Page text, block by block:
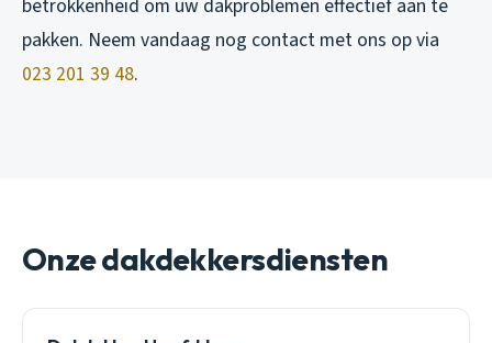
betrokkenheid om uw dakproblemen effectief aan te
pakken. Neem vandaag nog contact met ons op via
023 201 39 48.
Onze dakdekkersdiensten